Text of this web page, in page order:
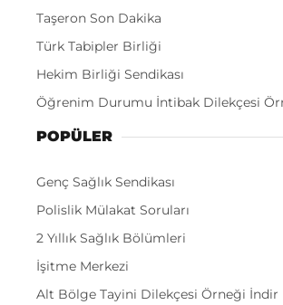
Taşeron Son Dakika
Türk Tabipler Birliği
Hekim Birliği Sendikası
Öğrenim Durumu İntibak Dilekçesi
POPÜLER
Genç Sağlık Sendikası
Polislik Mülakat Soruları
2 Yıllık Sağlık Bölümleri
İşitme Merkezi
Alt Bölge Tayini Dilekçesi Örneği İndir